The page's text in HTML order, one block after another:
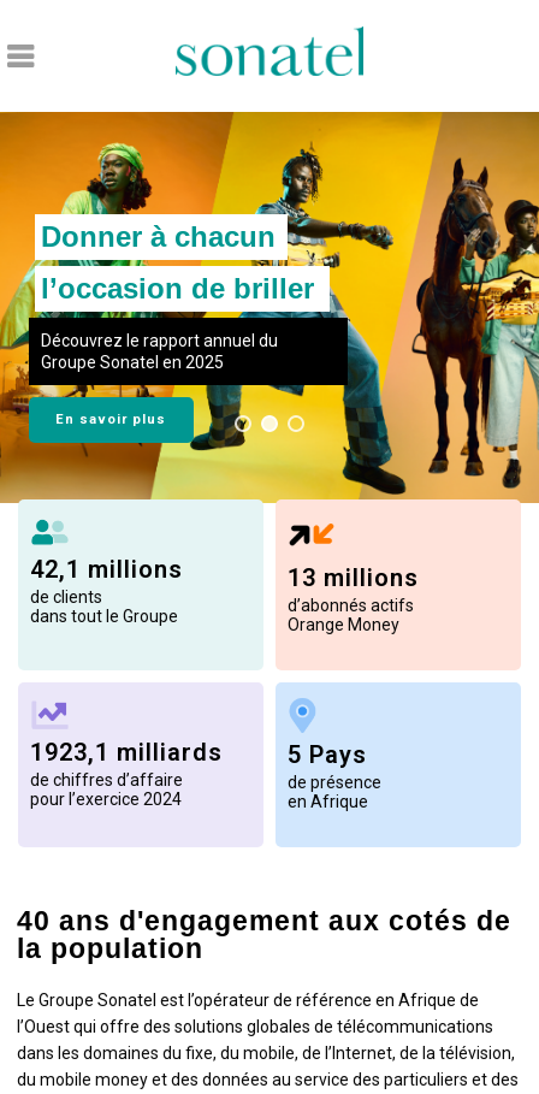
Donner à chacun
l’occasion de briller
Découvrez le rapport annuel du
Groupe Sonatel en 2025
En savoir plus
Donner à chacun
l’occasion de briller
Devenez actionnaire et donnez du
sens à votre investissement
En savoir plus
42,1 millions
de clients
dans tout le Groupe
13 millions
d’abonnés actifs
Orange Money
1923,1 milliards
de chiffres d’affaire
pour l’exercice 2024
5 Pays
de présence
en Afrique
40 ans d'engagement aux cotés de
la population
Le Groupe Sonatel est l’opérateur de référence en Afrique de
l’Ouest qui offre des solutions globales de télécommunications
dans les domaines du fixe, du mobile, de l’Internet, de la télévision,
du mobile money et des données au service des particuliers et des